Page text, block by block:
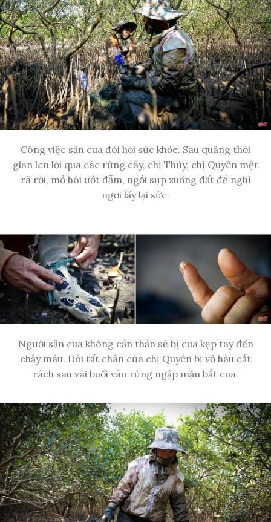
Công việc săn cua đòi hỏi sức khỏe. Sau quãng thời
gian len lỏi qua các rừng cây, chị Thủy, chị Quyên mệt
rã rời, mồ hôi ướt đẫm, ngồi sụp xuống đất để nghỉ
ngơi lấy lại sức.
Người săn cua không cẩn thẩn sẽ bị cua kẹp tay đến
chảy máu. Đôi tất chân của chị Quyên bị vỏ hàu cắt
rách sau vài buổi vào rừng ngập mặn bắt cua.